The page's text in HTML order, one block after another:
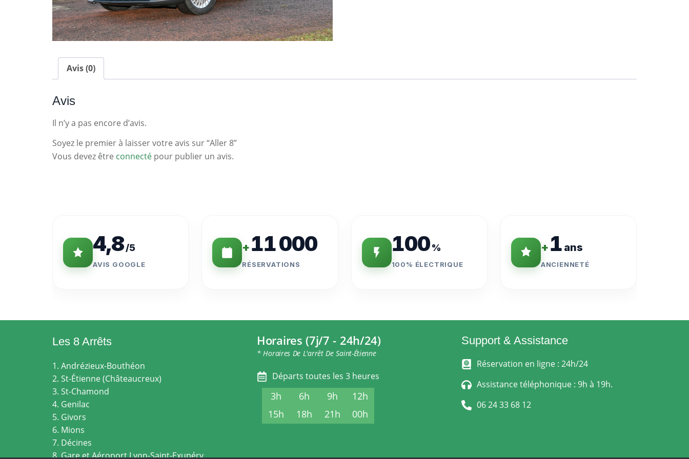
Avis (0)
Avis
Il n’y a pas encore d’avis.
Soyez le premier à laisser votre avis sur “Aller 8”
Vous devez être connecté pour publier un avis.
4,8/5
AVIS GOOGLE
+11 000
RÉSERVATIONS
100 %
100% ÉLECTRIQUE
+1 ans
ANCIENNETÉ
Les 8 Arrêts
1. Andrézieux-Bouthéon
2. St-Étienne (Châteaucreux)
3. St-Chamond
4. Genilac
5. Givors
6. Mions
7. Décines
8. Gare et Aéroport Lyon-Saint-Exupéry
Horaires (7j/7 - 24h/24)
* Horaires De L'arrêt De Saint-Étienne
Départs toutes les 3 heures
3h 6h 9h
12h
15h
18h 21h 00h
Support & Assistance
Réservation en ligne : 24h/24
Assistance téléphonique : 9h à 19h.
06 24 33 68 12